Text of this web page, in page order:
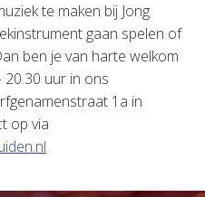
te maken bij Jong
gaan spelen of
ben je van harte welkom
uur in ons
1a in
op via